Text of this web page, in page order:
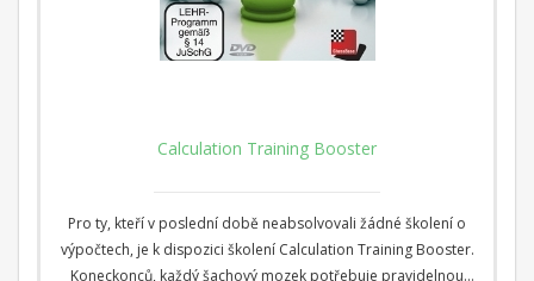
Calculation Training Booster
Pro ty, kteří v poslední době neabsolvovali žádné školení o
výpočtech, je k dispozici školení Calculation Training Booster.
Koneckonců, každý šachový mozek potřebuje pravidelnou